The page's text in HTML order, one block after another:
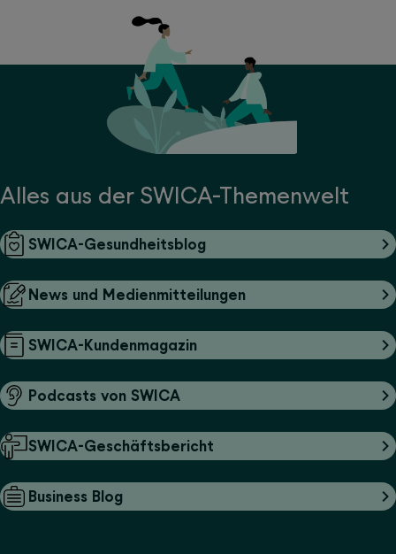
Alles aus der SWICA-Themenwelt
SWICA-Gesundheitsblog
News und Medienmitteilungen
SWICA-Kundenmagazin
Podcasts von SWICA
SWICA-Geschäftsbericht
Business Blog